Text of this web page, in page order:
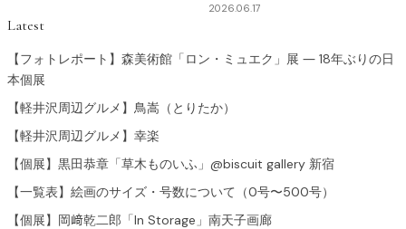
2026.06.17
Latest
【フォトレポート】森美術館「ロン・ミュエク」展 ― 18年ぶりの日
本個展
【軽井沢周辺グルメ】鳥嵩（とりたか）
【軽井沢周辺グルメ】幸楽
【個展】黒田恭章「草木ものいふ」@biscuit gallery 新宿
【一覧表】絵画のサイズ・号数について（0号〜500号）
【個展】岡﨑乾二郎「In Storage」南天子画廊